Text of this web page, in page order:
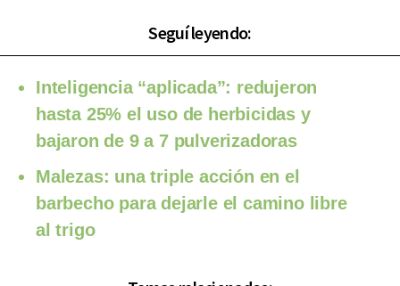
Seguí leyendo:
Inteligencia “aplicada”: redujeron
hasta 25% el uso de herbicidas y
bajaron de 9 a 7 pulverizadoras
Malezas: una triple acción en el
barbecho para dejarle el camino libre
al trigo